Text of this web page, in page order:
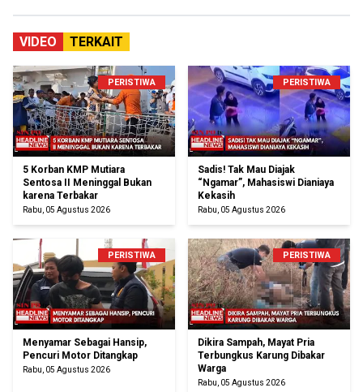
VIDEO TERKAIT
PERISTIWA
5 Korban KMP Mutiara
Sentosa II Meninggal Bukan
karena Terbakar
Rabu, 05 Agustus 2026
PERISTIWA
Sadis! Tak Mau Diajak
“Ngamar”, Mahasiswi Dianiaya
Kekasih
Rabu, 05 Agustus 2026
PERISTIWA
Menyamar Sebagai Hansip,
Pencuri Motor Ditangkap
Rabu, 05 Agustus 2026
PERISTIWA
Dikira Sampah, Mayat Pria
Terbungkus Karung Dibakar
Warga
Rabu, 05 Agustus 2026